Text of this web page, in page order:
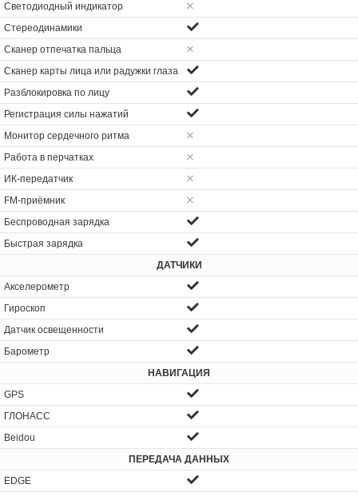
Светодиодный индикатор
Стереодинамики
Сканер отпечатка пальца
Сканер карты лица или радужки глаза
Разблокировка по лицу
Регистрация силы нажатий
Монитор сердечного ритма
Работа в перчатках
ИК-передатчик
FM-приёмник
Беспроводная зарядка
Быстрая зарядка
ДАТЧИКИ
Акселерометр
Гироскоп
Датчик освещенности
Барометр
НАВИГАЦИЯ
GPS
ГЛОНАСС
Beidou
ПЕРЕДАЧА ДАННЫХ
EDGE